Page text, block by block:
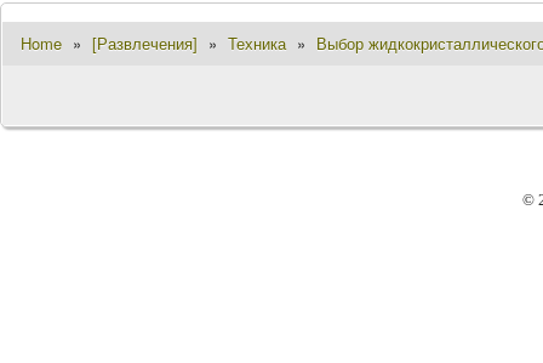
Home » [Развлечения] » Техника » Выбор
©